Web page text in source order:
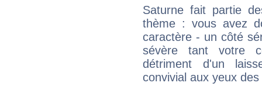
Saturne fait partie
thème : vous avez
caractère - un côté
sévère tant votre
détriment d'un
convivial aux yeux